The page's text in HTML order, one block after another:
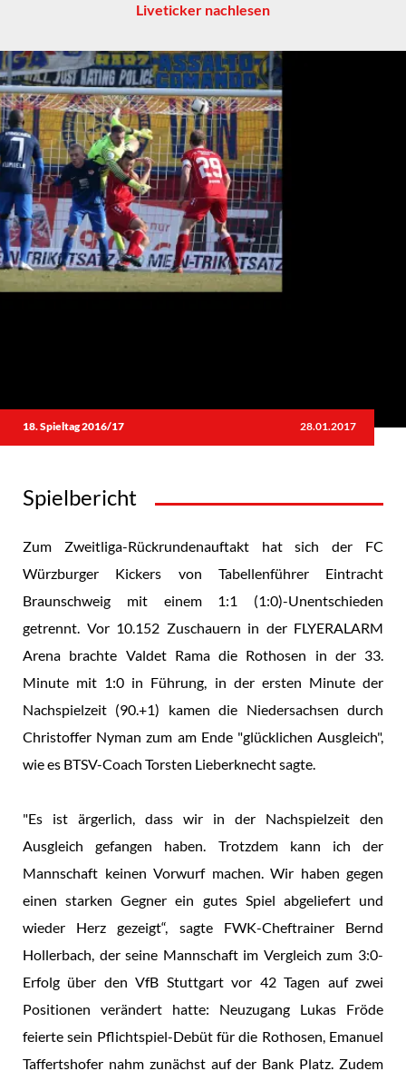
Liveticker nachlesen
18. Spieltag 2016/17 28.01.2017
Spielbericht
Zum Zweitliga-Rückrundenauftakt hat sich der FC
Würzburger Kickers von Tabellenführer Eintracht
Braunschweig mit einem 1:1 (1:0)-Unentschieden
getrennt. Vor 10.152 Zuschauern in der FLYERALARM
Arena brachte Valdet Rama die Rothosen in der 33.
Minute mit 1:0 in Führung, in der ersten Minute der
Nachspielzeit (90.+1) kamen die Niedersachsen durch
Christoffer Nyman zum am Ende "glücklichen Ausgleich",
wie es BTSV-Coach Torsten Lieberknecht sagte.
"Es ist ärgerlich, dass wir in der Nachspielzeit den
Ausgleich gefangen haben. Trotzdem kann ich der
Mannschaft keinen Vorwurf machen. Wir haben gegen
einen starken Gegner ein gutes Spiel abgeliefert und
wieder Herz gezeigt“, sagte FWK-Cheftrainer Bernd
Hollerbach, der seine Mannschaft im Vergleich zum 3:0-
Erfolg über den VfB Stuttgart vor 42 Tagen auf zwei
Positionen verändert hatte: Neuzugang Lukas Fröde
feierte sein Pflichtspiel-Debüt für die Rothosen, Emanuel
Taffertshofer nahm zunächst auf der Bank Platz. Zudem